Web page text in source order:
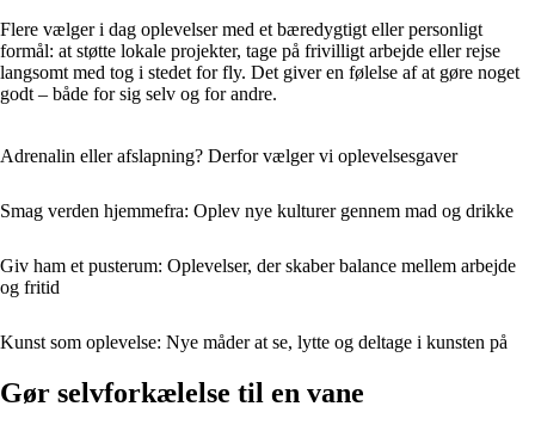
Flere vælger i dag oplevelser med et bæredygtigt eller personligt
formål: at støtte lokale projekter, tage på frivilligt arbejde eller rejse
langsomt med tog i stedet for fly. Det giver en følelse af at gøre noget
godt – både for sig selv og for andre.
Adrenalin eller afslapning? Derfor vælger vi oplevelsesgaver
Smag verden hjemmefra: Oplev nye kulturer gennem mad og drikke
Giv ham et pusterum: Oplevelser, der skaber balance mellem arbejde
og fritid
Kunst som oplevelse: Nye måder at se, lytte og deltage i kunsten på
Gør selvforkælelse til en vane